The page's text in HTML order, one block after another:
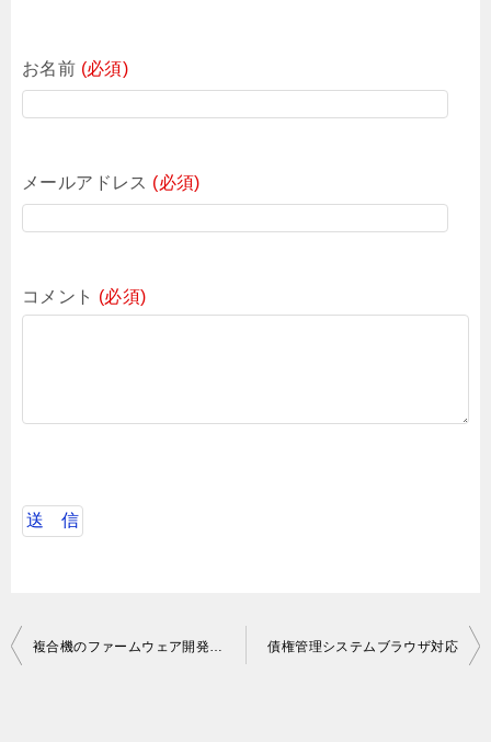
お名前 (必須)
メールアドレス (必須)
コメント (必須)
投
複合機のファームウェア開発設計～テスト 債権管理システムブラウザ対応